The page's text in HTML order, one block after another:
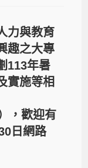
力與教育
趣之大專
113年暑
實施等相
，歡迎有
日網路